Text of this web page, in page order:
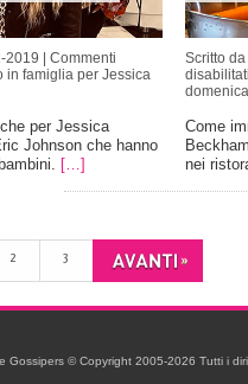
| Commenti
in famiglia per Jessica
per Jessica
Johnson che hanno
[…]
Scritto
disabilitati
domenica
Come
nei
2 3
Gossipers © Copyright 2005-2026 Tutti i